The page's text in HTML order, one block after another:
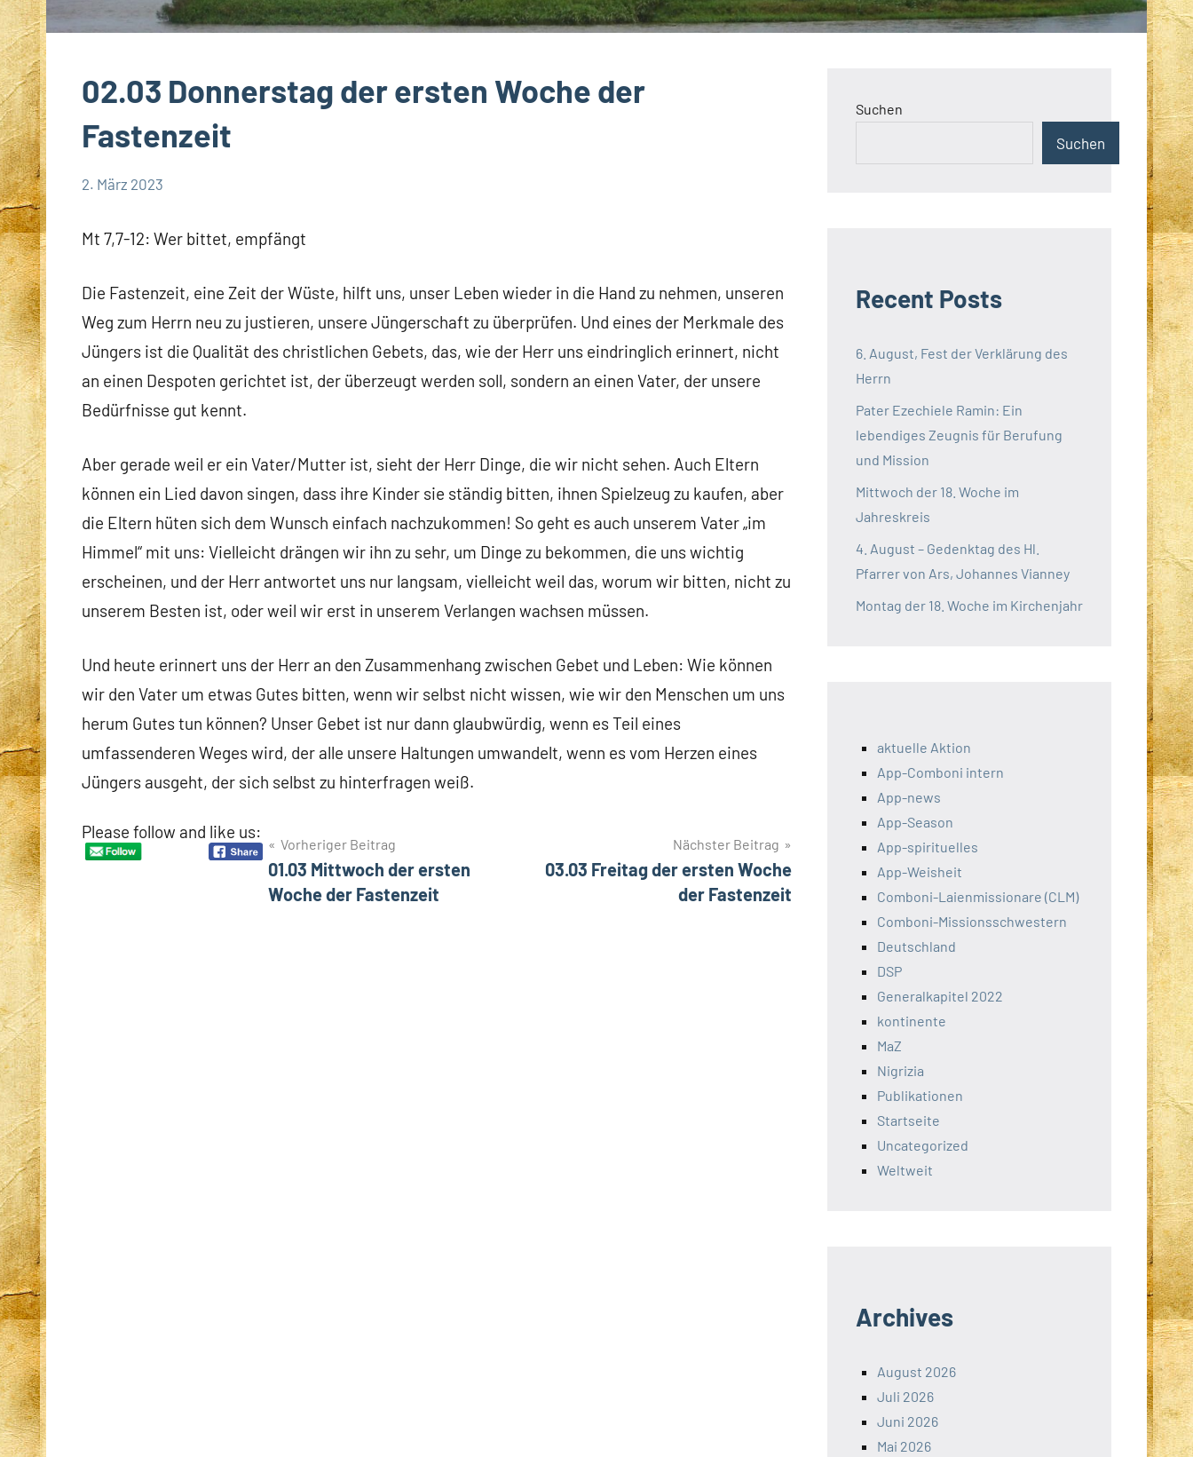
02.03 Donnerstag der ersten Woche der
Fastenzeit
2. März 2023
Mt 7,7-12: Wer bittet, empfängt
Die Fastenzeit, eine Zeit der Wüste, hilft uns, unser Leben wieder in die Hand zu nehmen, unseren
Weg zum Herrn neu zu justieren, unsere Jüngerschaft zu überprüfen. Und eines der Merkmale des
Jüngers ist die Qualität des christlichen Gebets, das, wie der Herr uns eindringlich erinnert, nicht
an einen Despoten gerichtet ist, der überzeugt werden soll, sondern an einen Vater, der unsere
Bedürfnisse gut kennt.
Aber gerade weil er ein Vater/Mutter ist, sieht der Herr Dinge, die wir nicht sehen. Auch Eltern
können ein Lied davon singen, dass ihre Kinder sie ständig bitten, ihnen Spielzeug zu kaufen, aber
die Eltern hüten sich dem Wunsch einfach nachzukommen! So geht es auch unserem Vater „im
Himmel“ mit uns: Vielleicht drängen wir ihn zu sehr, um Dinge zu bekommen, die uns wichtig
erscheinen, und der Herr antwortet uns nur langsam, vielleicht weil das, worum wir bitten, nicht zu
unserem Besten ist, oder weil wir erst in unserem Verlangen wachsen müssen.
Und heute erinnert uns der Herr an den Zusammenhang zwischen Gebet und Leben: Wie können
wir den Vater um etwas Gutes bitten, wenn wir selbst nicht wissen, wie wir den Menschen um uns
herum Gutes tun können? Unser Gebet ist nur dann glaubwürdig, wenn es Teil eines
umfassenderen Weges wird, der alle unsere Haltungen umwandelt, wenn es vom Herzen eines
Jüngers ausgeht, der sich selbst zu hinterfragen weiß.
Please follow and like us:
BeitragsnavigationVorheriger Beitrag
01.03 Mittwoch der ersten
Woche der Fastenzeit
Nächster Beitrag
03.03 Freitag der ersten Woche
der Fastenzeit
Suchen
Suchen
Recent Posts
6. August, Fest der Verklärung des
Herrn
Pater Ezechiele Ramin: Ein
lebendiges Zeugnis für Berufung
und Mission
Mittwoch der 18. Woche im
Jahreskreis
4. August – Gedenktag des Hl.
Pfarrer von Ars, Johannes Vianney
Montag der 18. Woche im Kirchenjahr
aktuelle Aktion
App-Comboni intern
App-news
App-Season
App-spirituelles
App-Weisheit
Comboni-Laienmissionare (CLM)
Comboni-Missionsschwestern
Deutschland
DSP
Generalkapitel 2022
kontinente
MaZ
Nigrizia
Publikationen
Startseite
Uncategorized
Weltweit
Archives
August 2026
Juli 2026
Juni 2026
Mai 2026